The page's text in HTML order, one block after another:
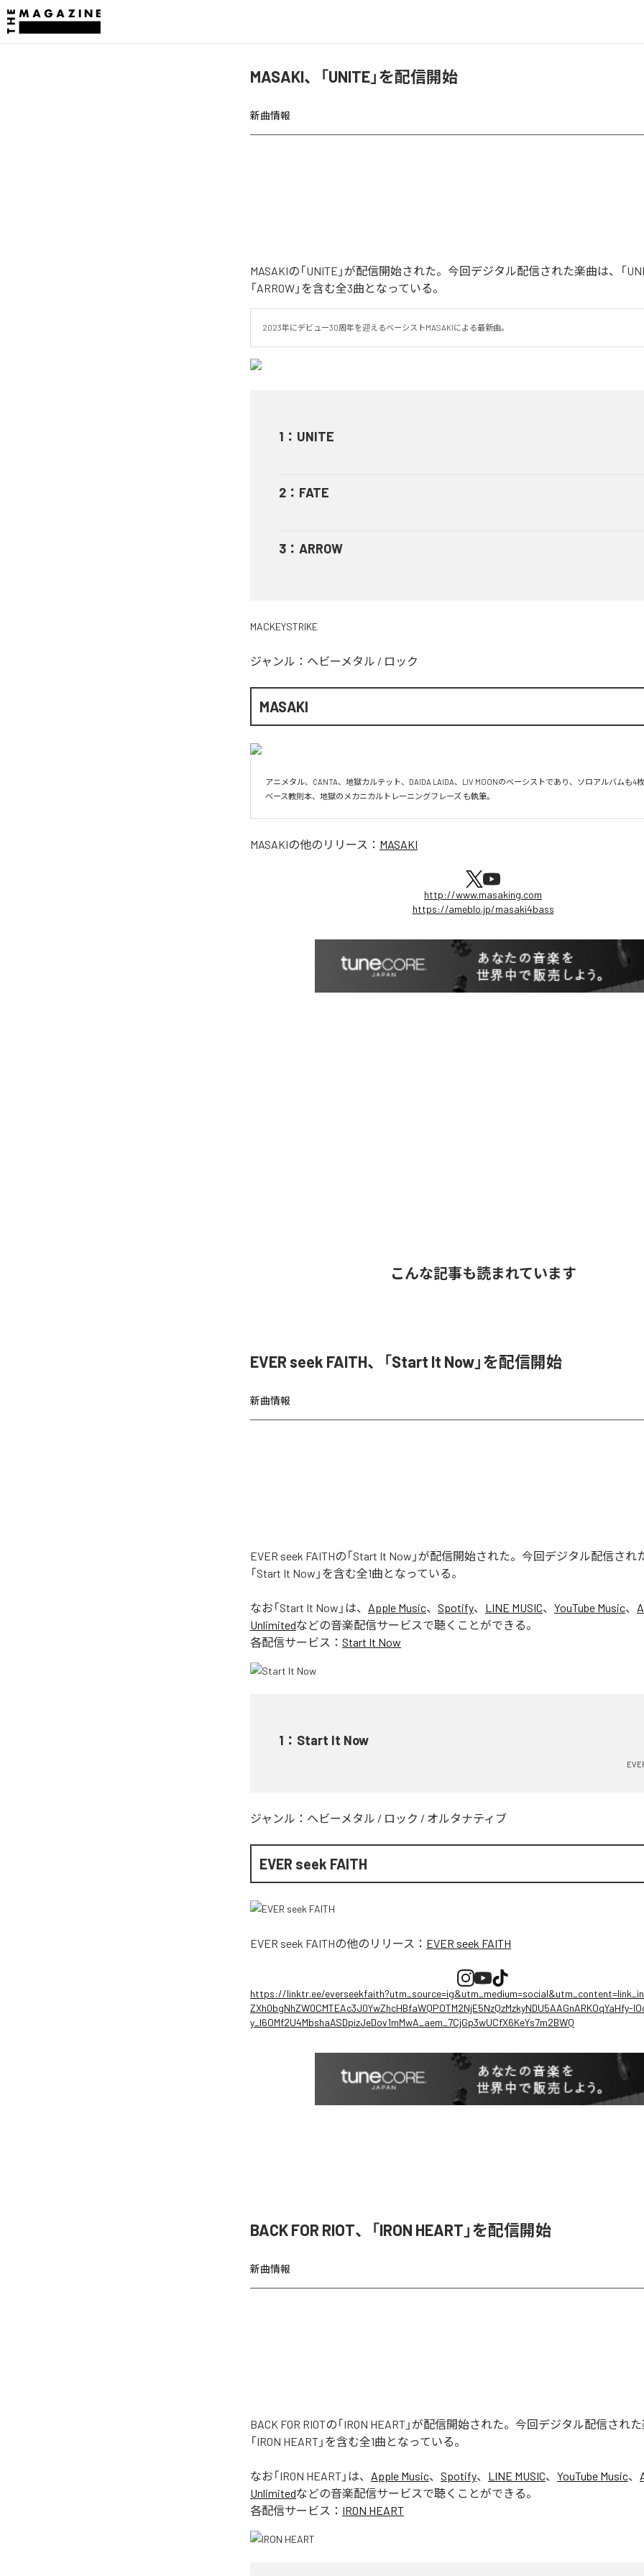
MASAKI、「UNITE」を配信開始
新曲情報
MASAKIの「UNITE」が配信開始された。今回デジタル配信された楽曲は、「
「ARROW」を含む全3曲となっている。
2023年にデビュー30周年を迎えるベーシストMASAKIによる最新曲。
1 ： UNITE
2 ： FATE
3 ： ARROW
MACKEYSTRIKE
ジャンル： ヘビーメタル / ロック
MASAKI
アニメタル、CANTA、地獄カルテット、DAIDA LAIDA、LIV MOONのベーシストであり、ソロアルバムも4枚
ベース教則本、地獄のメカニカルトレーニングフレーズ も執筆。
MASAKIの他のリリース： MASAKI
http://www.masaking.com
https://ameblo.jp/masaki4bass
こんな記事も読まれています
EVER seek FAITH、「Start It Now」を配信開始
新曲情報
EVER seek FAITHの「Start It Now」が配信開始された。今回デジタル配信され
「Start It Now」を含む全1曲となっている。
なお「Start It Now 」は、 Apple Music、 Spotify、 LINE MUSIC、 YouTube Music、
Unlimitedなどの音楽配信サービスで聴くことができる。
各配信サービス： Start It Now
1 ： Start It Now
ジャンル： ヘビーメタル / ロック / オルタナティブ
EVER seek FAITH
EVER seek FAITHの他のリリース： EVER seek FAITH
https://linktr.ee/
ZXh0bgNhZW0CMTEAc3J0YwZhcHBfaWQPOTM2NjE5NzQzMzkyNDU5AAGnARKOqYaHfy-
y_l6OMf2U4MbshaASDpizJeDov1mMwA_aem_7CjGp3wUCfX6KeYs7m2BWQ
BACK FOR RIOT、「IRON HEART」を配信開始
新曲情報
BACK FOR RIOTの「IRON HEART」が配信開始された。今回デジタル配信された
「IRON HEART」を含む全1曲となっている。
なお「IRON HEART 」は、 Apple Music、 Spotify、 LINE MUSIC、 YouTube Music、
Unlimitedなどの音楽配信サービスで聴くことができる。
各配信サービス： IRON HEART